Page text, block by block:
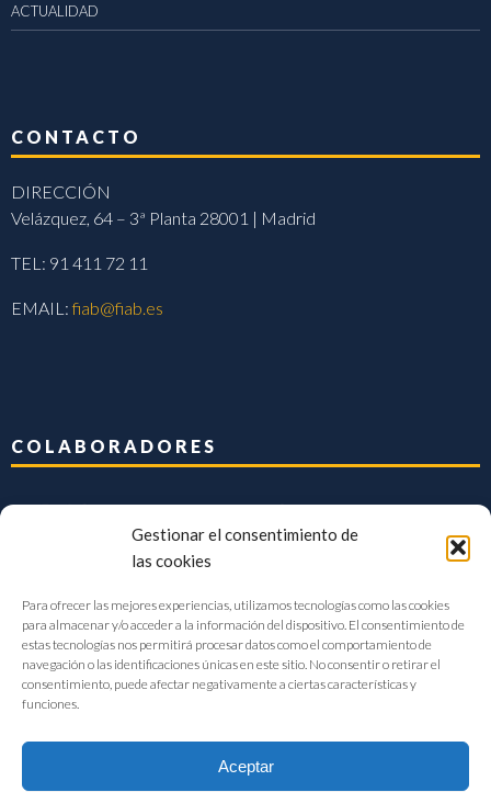
Gestionar el consentimiento de
las cookies
Para ofrecer las mejores experiencias, utilizamos tecnologías como las cookies
para almacenar y/o acceder a la información del dispositivo. El consentimiento de
estas tecnologías nos permitirá procesar datos como el comportamiento de
navegación o las identificaciones únicas en este sitio. No consentir o retirar el
consentimiento, puede afectar negativamente a ciertas características y
funciones.
Aceptar
ACTUALIDAD
CONTACTO
DIRECCIÓN
Velázquez, 64 – 3ª Planta 28001 | Madrid
TEL: 91 411 72 11
EMAIL:fiab@fiab.es
COLABORADORES